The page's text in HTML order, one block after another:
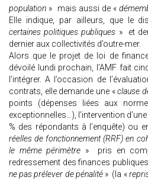
population » mais aussi de «
Elle indique, par ailleurs, que le
certaines politiques publiques » et
dernier aux collectivités d’outre-mer.
Alors que le projet de loi de
dévoilé lundi prochain, l’AMF fait
l’intégrer. A l’occasion de
contrats, elle demande une «clause
points (dépenses liées aux
exceptionnelles…), l’intervention
% des répondants à l’enquête) ou
réelles de fonctionnement (RRF) en
le même périmètre » pris en
redressement des finances
ne pas prélever de pénalité» (la «